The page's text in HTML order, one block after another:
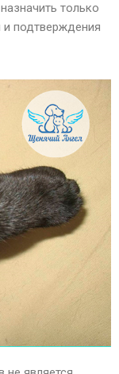
только
и подтверждения